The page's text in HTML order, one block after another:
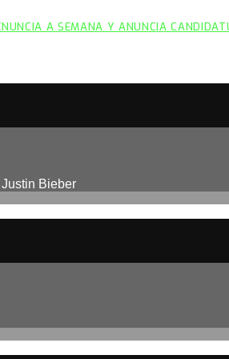
A SEMANA Y ANUNCIA
Bieber